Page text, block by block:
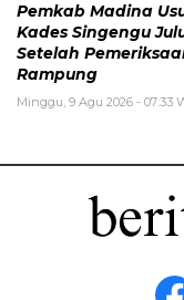
Pemkab Madina
Kades Singengu
Setelah
Rampung
Minggu, 9 Agu 2026 - 07:33